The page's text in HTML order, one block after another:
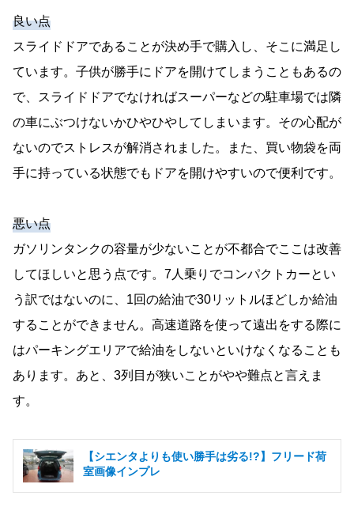
良い点
スライドドアであることが決め手で購入し、そこに満足し
ています。子供が勝手にドアを開けてしまうこともあるの
で、スライドドアでなければスーパーなどの駐車場では隣
の車にぶつけないかひやひやしてしまいます。その心配が
ないのでストレスが解消されました。また、買い物袋を両
手に持っている状態でもドアを開けやすいので便利です。
悪い点
ガソリンタンクの容量が少ないことが不都合でここは改善
してほしいと思う点です。7人乗りでコンパクトカーとい
う訳ではないのに、1回の給油で30リットルほどしか給油
することができません。高速道路を使って遠出をする際に
はパーキングエリアで給油をしないといけなくなることも
あります。あと、3列目が狭いことがやや難点と言えま
す。
【シエンタよりも使い勝手は劣る!?】フリード荷
室画像インプレ